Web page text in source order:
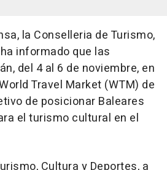
la Conselleria de Turismo,
informado que las
del 4 al 6 de noviembre, en
Travel Market (WTM) de
de posicionar Baleares
el turismo cultural en el